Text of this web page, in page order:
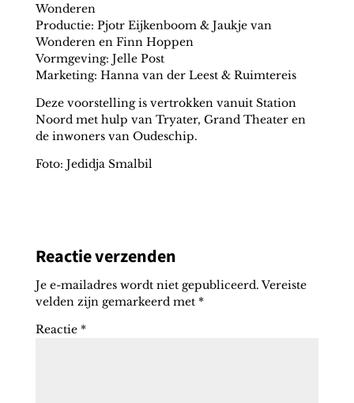
Wonderen
Productie: Pjotr Eijkenboom & Jaukje van
Wonderen en Finn Hoppen
Vormgeving: Jelle Post
Marketing: Hanna van der Leest & Ruimtereis
Deze voorstelling is vertrokken vanuit Station
Noord met hulp van Tryater, Grand Theater en
de inwoners van Oudeschip.
Foto: Jedidja Smalbil
Reactie verzenden
Je e-mailadres wordt niet gepubliceerd. Vereiste
velden zijn gemarkeerd met *
Reactie *